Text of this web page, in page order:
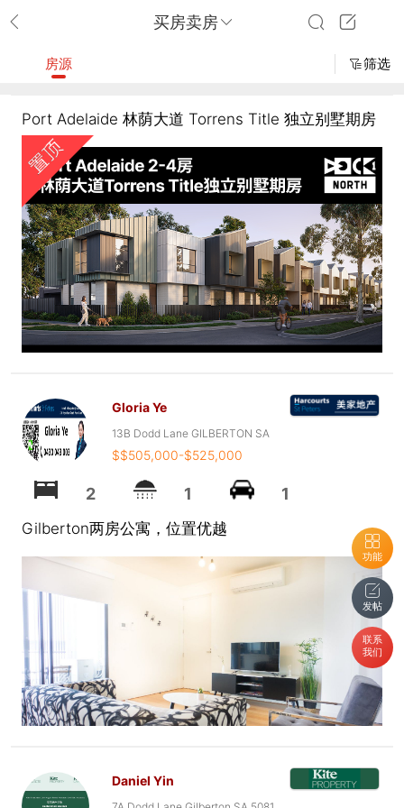
买房卖房
功能
发帖
联系
我们
房源 筛选
Port Adelaide 林荫大道 Torrens Title 独立别墅期房
Gloria Ye
13B Dodd Lane GILBERTON SA
$$505,000-$525,000
2 1 1
Gilberton两房公寓，位置优越
Daniel Yin